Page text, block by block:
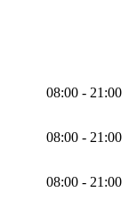
08:00 - 21:00
08:00 - 21:00
08:00 - 21:00